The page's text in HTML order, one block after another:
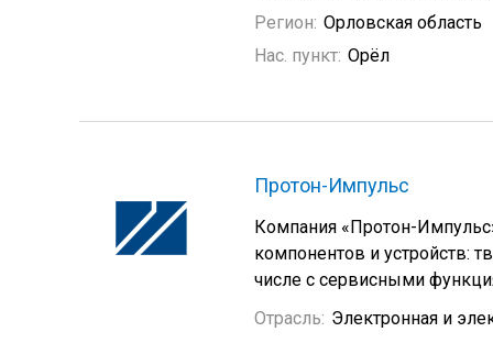
Регион: Орловская область
Нас. пункт: Орёл
Протон-Импульс
Компания «Протон-
компонентов и устройств:
числе с сервисными
Отрасль: Электронная и